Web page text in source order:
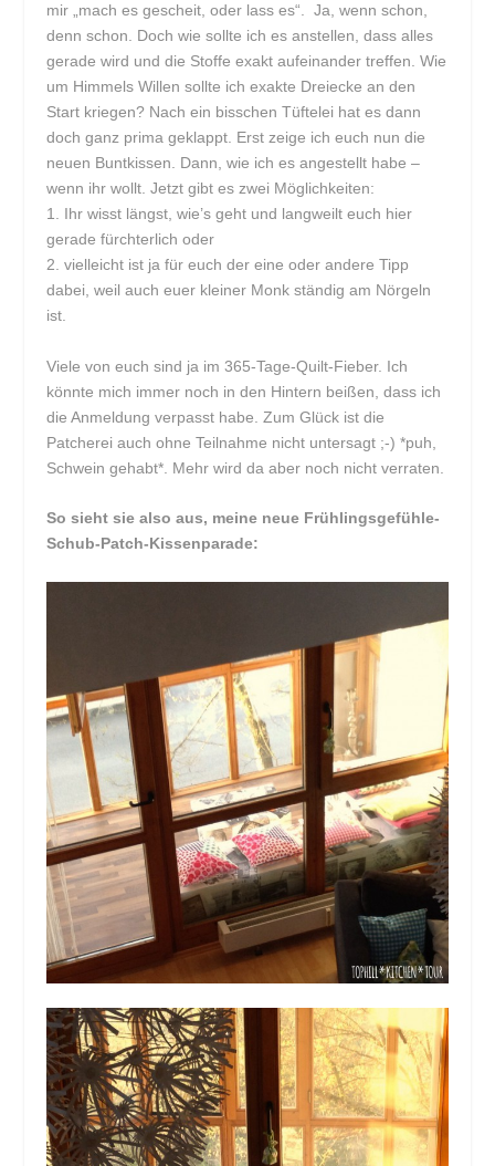
mir „mach es gescheit, oder lass es“. Ja, wenn schon,
denn schon. Doch wie sollte ich es anstellen, dass alles
gerade wird und die Stoffe exakt aufeinander treffen. Wie
um Himmels Willen sollte ich exakte Dreiecke an den
Start kriegen? Nach ein bisschen Tüftelei hat es dann
doch ganz prima geklappt. Erst zeige ich euch nun die
neuen Buntkissen. Dann, wie ich es angestellt habe –
wenn ihr wollt. Jetzt gibt es zwei Möglichkeiten:
1. Ihr wisst längst, wie’s geht und langweilt euch hier
gerade fürchterlich oder
2. vielleicht ist ja für euch der eine oder andere Tipp
dabei, weil auch euer kleiner Monk ständig am Nörgeln
ist.
Viele von euch sind ja im 365-Tage-Quilt-Fieber. Ich
könnte mich immer noch in den Hintern beißen, dass ich
die Anmeldung verpasst habe. Zum Glück ist die
Patcherei auch ohne Teilnahme nicht untersagt ;-) *puh,
Schwein gehabt*. Mehr wird da aber noch nicht verraten.
So sieht sie also aus, meine neue Frühlingsgefühle-
Schub-Patch-Kissenparade: